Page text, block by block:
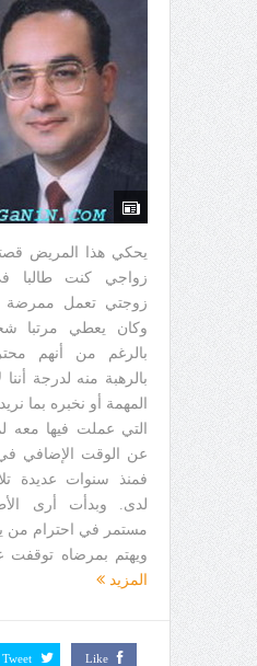
يحكي هذا المريض
زواجي كنت طالبا
زوجتي تعمل ممرضة
وكان يعطي مرتبا
بالرغم من أنهم
بالرهبة منه لدرجة
المهمة أو نخبره بما
التي عملت فيها معه
عن الوقت الإضافي في
فمنذ سنوات عديدة
لدى. وبدأت أرى
مستمر في احترام من
ويهتم بمرضاه توقفت
المزيد
Like
Tweet